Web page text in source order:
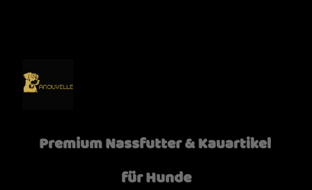
Premium Nassfutter & Kauartikel
für Hunde